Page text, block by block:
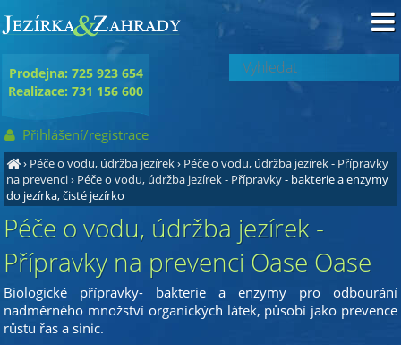
› Péče o vodu, údržba jezírek› Péče o vodu, údržba jezírek - Přípravky
na prevenci› Péče o vodu, údržba jezírek - Přípravky- bakterie a enzymy
do jezírka, čisté jezírko
Péče o vodu, údržba jezírek -
Přípravky na prevenci Oase Oase
Biologické přípravky- bakterie a enzymy pro odbourání
nadměrného množství organických látek, působí jako prevence
růstu řas a sinic.
Prodejna: 725 923 654
Realizace: 731 156 600
Přihlášení/registrace